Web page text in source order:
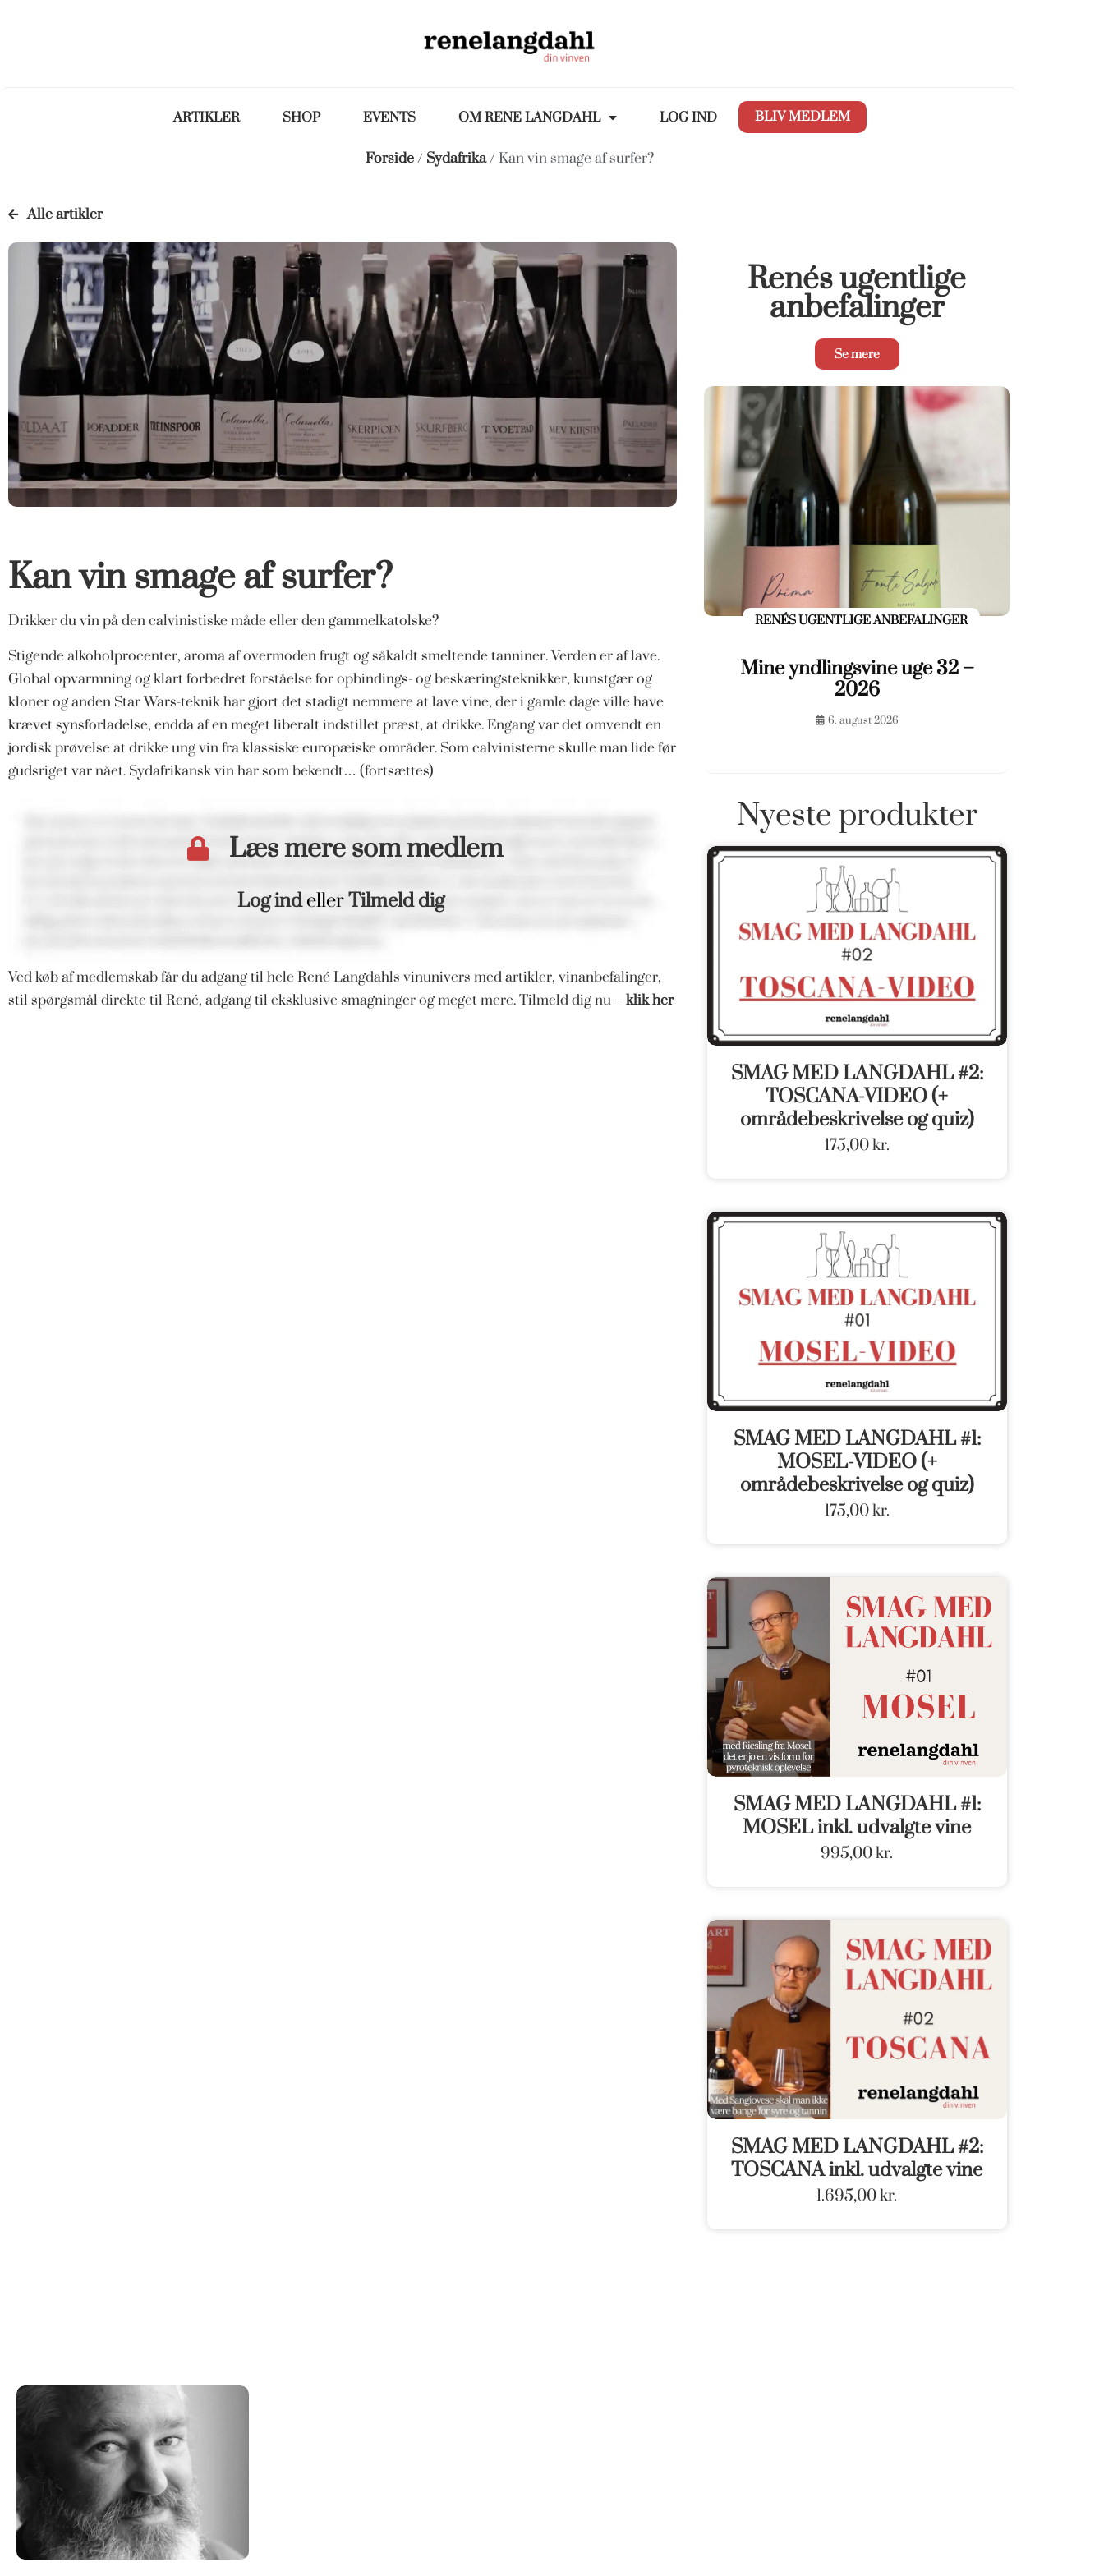
ARTIKLER SHOP EVENTS OM RENE LANGDAHL LOG IND BLIV MEDLEM
Forside/ Sydafrika/ Kan vin smage af surfer?
Alle artikler
Kan vin smage af surfer?
Drikker du vin på den calvinistiske måde eller den gammelkatolske?
Stigende alkoholprocenter, aroma af overmoden frugt og såkaldt smeltende tanniner. Verden er af lave.
Global opvarmning og klart forbedret forståelse for opbindings- og beskæringsteknikker, kunstgær og
kloner og anden Star Wars-teknik har gjort det stadigt nemmere at lave vine, der i gamle dage ville have
krævet synsforladelse, endda af en meget liberalt indstillet præst, at drikke. Engang var det omvendt en
jordisk prøvelse at drikke ung vin fra klassiske europæiske områder. Som calvinisterne skulle man lide før
gudsriget var nået. Sydafrikansk vin har som bekendt… (fortsættes)
Læs mere som medlem
Log indellerTilmeld dig
Ved køb af medlemskab får du adgang til hele René Langdahls vinunivers med artikler, vinanbefalinger,
stil spørgsmål direkte til René, adgang til eksklusive smagninger og meget mere. Tilmeld dig nu – klik her
Renés ugentlige
anbefalinger
Se mere
RENÉS UGENTLIGE ANBEFALINGER
Mine yndlingsvine uge 32 –
2026
6. august 2026
Nyeste produkter
SMAG MED LANGDAHL #2:
TOSCANA-VIDEO (+
områdebeskrivelse og quiz)
175,00kr.
SMAG MED LANGDAHL #1:
MOSEL-VIDEO (+
områdebeskrivelse og quiz)
175,00kr.
SMAG MED LANGDAHL #1:
MOSEL inkl. udvalgte vine
995,00kr.
SMAG MED LANGDAHL #2:
TOSCANA inkl. udvalgte vine
1.695,00kr.